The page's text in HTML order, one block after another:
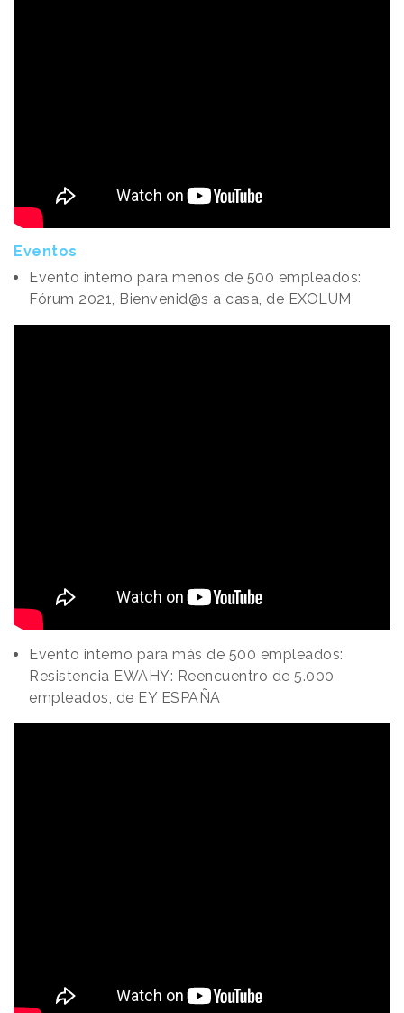
Eventos
Evento interno para menos de 500 empleados:
Fórum 2021, Bienvenid@s a casa, de EXOLUM
Evento interno para más de 500 empleados:
Resistencia EWAHY: Reencuentro de 5.000
empleados, de EY ESPAÑA